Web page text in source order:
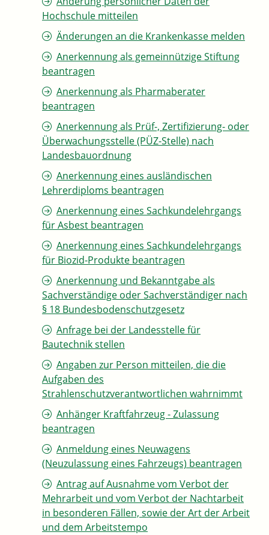
Hochschule mitteilen
Änderungen an die Krankenkasse melden
Anerkennung als gemeinnützige Stiftung
beantragen
Anerkennung als Pharmaberater
beantragen
Anerkennung als Prüf-, Zertifizierung- oder
Überwachungsstelle (PÜZ-Stelle) nach
Landesbauordnung
Anerkennung eines ausländischen
Lehrerdiploms beantragen
Anerkennung eines Sachkundelehrgangs
für Asbest beantragen
Anerkennung eines Sachkundelehrgangs
für Biozid-Produkte beantragen
Anerkennung und Bekanntgabe als
Sachverständige oder Sachverständiger nach
§ 18 Bundesbodenschutzgesetz
Anfrage bei der Landesstelle für
Bautechnik stellen
Angaben zur Person mitteilen, die die
Aufgaben des
Strahlenschutzverantwortlichen wahrnimmt
Anhänger Kraftfahrzeug - Zulassung
beantragen
Anmeldung eines Neuwagens
(Neuzulassung eines Fahrzeugs) beantragen
Antrag auf Ausnahme vom Verbot der
Mehrarbeit und vom Verbot der Nachtarbeit
in besonderen Fällen, sowie der Art der Arbeit
und dem Arbeitstempo